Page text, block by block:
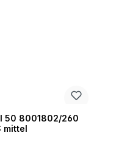
50 8001802/260
mittel